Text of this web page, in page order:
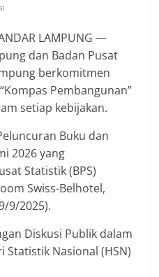
LAMPUNG —
dan Badan Pusat
berkomitmen
Pembangunan”
setiap kebijakan.
Buku dan
2026 yang
Statistik (BPS)
Swiss-Belhotel,
9/2025).
Diskusi Publik dalam
Nasional (HSN)